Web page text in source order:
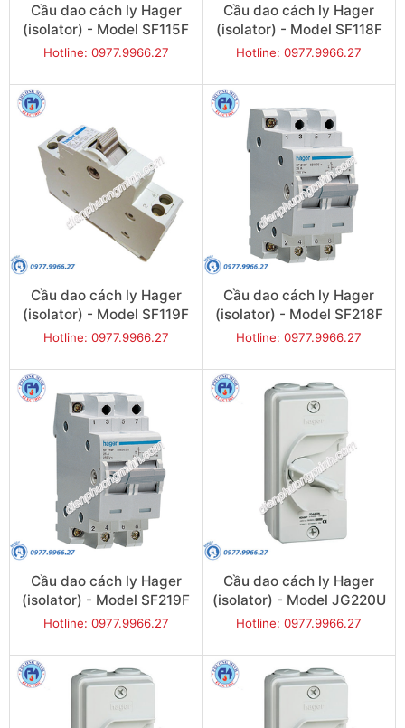
Cầu dao cách ly Hager
(isolator) - Model SF115F
Hotline: 0977.9966.27
Cầu dao cách ly Hager
(isolator) - Model SF118F
Hotline: 0977.9966.27
Cầu dao cách ly Hager
(isolator) - Model SF119F
Hotline: 0977.9966.27
Cầu dao cách ly Hager
(isolator) - Model SF218F
Hotline: 0977.9966.27
Cầu dao cách ly Hager
(isolator) - Model SF219F
Hotline: 0977.9966.27
Cầu dao cách ly Hager
(isolator) - Model JG220U
Hotline: 0977.9966.27